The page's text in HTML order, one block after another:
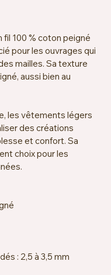
100 % coton peigné
pour les ouvrages qui
mailles. Sa texture
aussi bien au
les vêtements légers
des créations
et confort. Sa
choix pour les
: 2,5 à 3,5 mm